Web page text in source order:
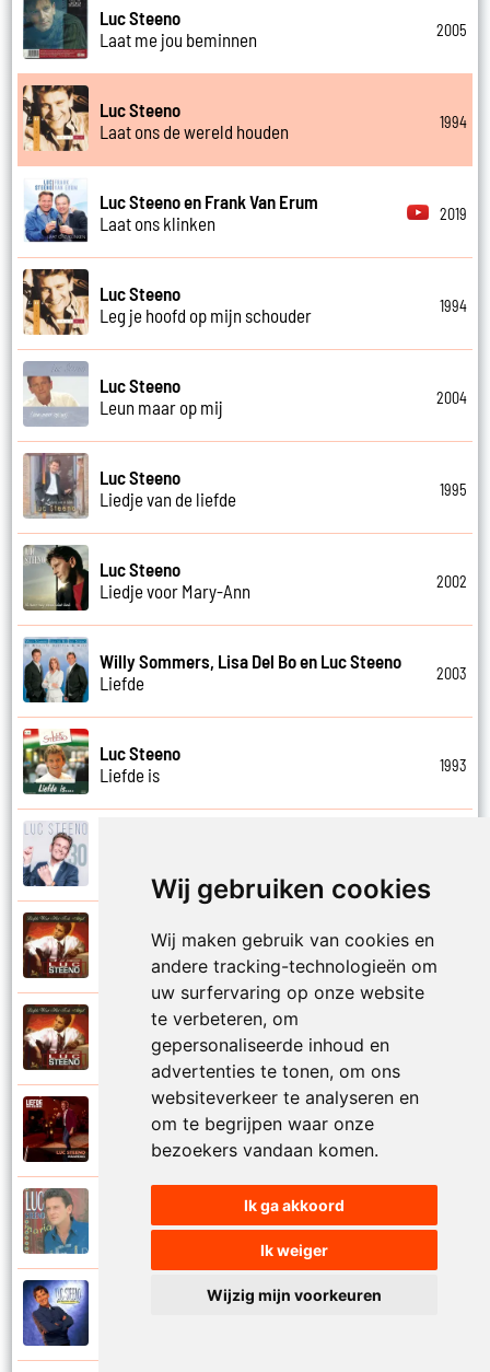
Wij gebruiken cookies
Wij maken gebruik van cookies en
andere tracking-technologieën om
uw surfervaring op onze website
te verbeteren, om
gepersonaliseerde inhoud en
advertenties te tonen, om ons
websiteverkeer te analyseren en
om te begrijpen waar onze
bezoekers vandaan komen.
Ik ga akkoord
Ik weiger
Wijzig mijn voorkeuren
Luc Steeno
Laat me jou beminnen
2005
Luc Steeno
Laat ons de wereld houden
1994
Luc Steeno en Frank Van Erum
Laat ons klinken
2019
Luc Steeno
Leg je hoofd op mijn schouder
1994
Luc Steeno
Leun maar op mij
2004
Luc Steeno
Liedje van de liefde
1995
Luc Steeno
Liedje voor Mary-Ann
2002
Willy Sommers, Lisa Del Bo en Luc Steeno
Liefde
2003
Luc Steeno
Liefde is
1993
Luc Steeno
Liefde op het eerste zicht
Luc Steeno
Liefde wint het toch altijd
Luc Steeno
Maandag